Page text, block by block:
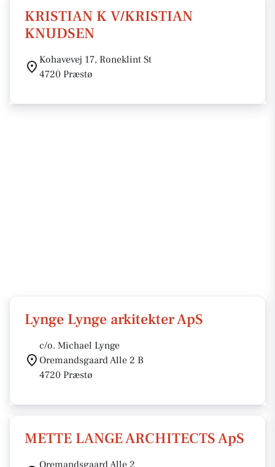
KRISTIAN K V/KRISTIAN
KNUDSEN
Kohavevej 17, Roneklint St
4720 Præstø
Lynge Lynge arkitekter ApS
c/o. Michael Lynge
Oremandsgaard Alle 2 B
4720 Præstø
METTE LANGE ARCHITECTS ApS
Oremandsgaard Alle 2